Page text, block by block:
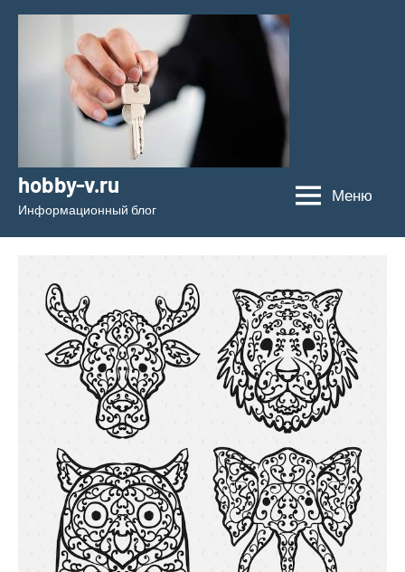
Перейти
содержимому
hobby-v.ru
Информационный блог
Меню